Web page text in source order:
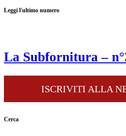
Leggi l'ultimo numero
La Subfornitura –
ISCRIVITI ALLA
Cerca